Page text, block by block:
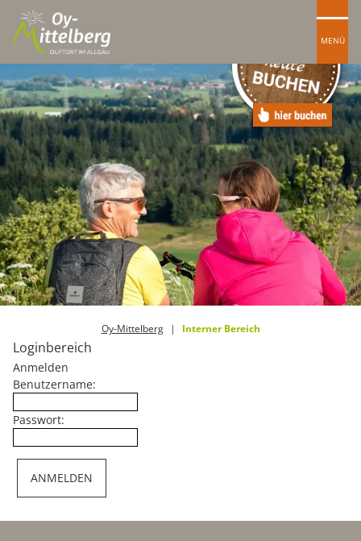
MENÜ
Oy-Mittelberg Interner Bereich
Loginbereich
Anmelden
Benutzername:
Passwort: